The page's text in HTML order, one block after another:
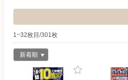
1~32枚目/301枚
新着順